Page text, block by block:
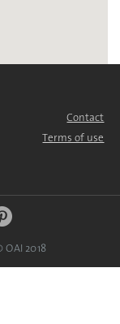
Contact
Terms of use
2018